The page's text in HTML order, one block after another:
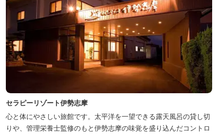
セラピーリゾート伊勢志摩
心と体にやさしい旅館です。太平洋を一望できる露天風呂の貸し切
りや、管理栄養士監修のもと伊勢志摩の味覚を盛り込んだコントロ